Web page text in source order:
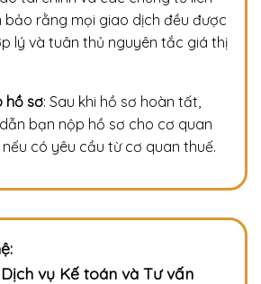
bảo rằng mọi giao dịch đều được
lý và tuân thủ nguyên tắc giá thị
hồ sơ: Sau khi hồ sơ hoàn tất,
dẫn bạn nộp hồ sơ cho cơ quan
có yêu cầu từ cơ quan thuế.
vụ Kế toán và Tư vấn